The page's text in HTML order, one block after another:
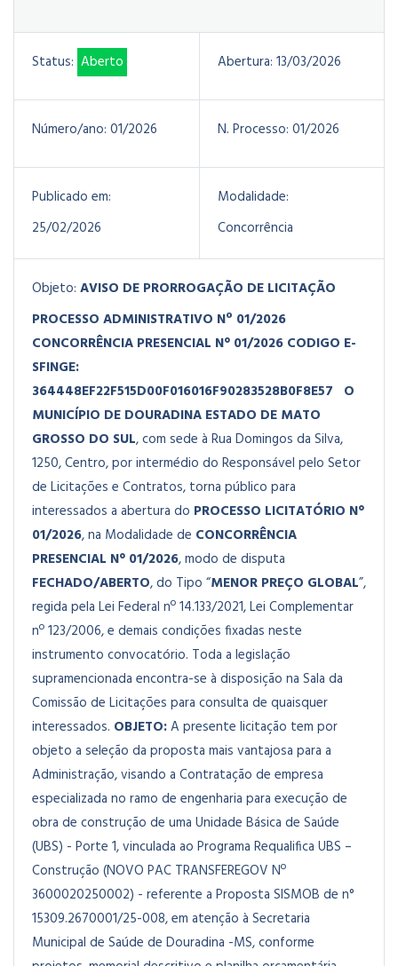
Status: Aberto Abertura: 13/03/2026
Número/ano: 01/2026 N. Processo: 01/2026
Publicado em:
25/02/2026
Modalidade:
Concorrência
Objeto: AVISO DE PRORROGAÇÃO DE LICITAÇÃO
PROCESSO ADMINISTRATIVO Nº 01/2026
CONCORRÊNCIA PRESENCIAL N° 01/2026 CODIGO E-
SFINGE:
364448EF22F515D00F016016F90283528B0F8E57 O
MUNICÍPIO DE DOURADINA ESTADO DE MATO
GROSSO DO SUL, com sede à Rua Domingos da Silva,
1250, Centro, por intermédio do Responsável pelo Setor
de Licitações e Contratos, torna público para
interessados a abertura do PROCESSO LICITATÓRIO N°
01/2026, na Modalidade de CONCORRÊNCIA
PRESENCIAL N° 01/2026, modo de disputa
FECHADO/ABERTO, do Tipo “MENOR PREÇO GLOBAL”,
regida pela Lei Federal nº 14.133/2021, Lei Complementar
nº 123/2006, e demais condições fixadas neste
instrumento convocatório. Toda a legislação
supramencionada encontra-se à disposição na Sala da
Comissão de Licitações para consulta de quaisquer
interessados. OBJETO:A presente licitação tem por
objeto a seleção da proposta mais vantajosa para a
Administração, visando a Contratação de empresa
especializada no ramo de engenharia para execução de
obra de construção de uma Unidade Básica de Saúde
(UBS) - Porte 1, vinculada ao Programa Requalifica UBS –
Construção (NOVO PAC TRANSFEREGOV Nº
3600020250002) - referente a Proposta SISMOB de n°
15309.2670001/25-008, em atenção à Secretaria
Municipal de Saúde de Douradina -MS, conforme